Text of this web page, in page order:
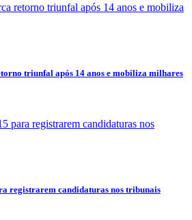
triunfal após 14 anos e mobiliza milhares
registrarem candidaturas nos tribunais